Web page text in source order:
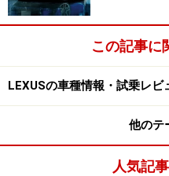
この記事に
LEXUSの車種情報・試乗レビ
他のテ
人気記